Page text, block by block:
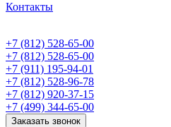
Контакты
+7 (812) 528-65-00
+7 (812) 528-65-00
+7 (911) 195-94-01
+7 (812) 528-96-78
+7 (812) 920-37-15
+7 (499) 344-65-00
Заказать звонок